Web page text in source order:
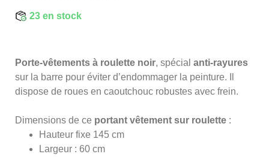
23 en stock
Porte-vêtements à roulette noir, spécial anti-rayures
sur la barre pour éviter d’endommager la peinture. Il
dispose de roues en caoutchouc robustes avec frein.
Dimensions de ce portant vêtement sur roulette :
Hauteur fixe 145 cm
Largeur : 60 cm